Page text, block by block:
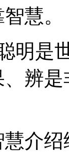
慧。
是世
辨
绍